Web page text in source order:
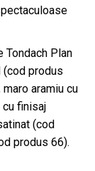
Plan
(cod produs
aramiu cu
finisaj
(cod
produs 66).